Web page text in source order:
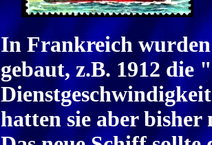
In Frankreich wurden
gebaut, z.B. 1912
hatten sie aber